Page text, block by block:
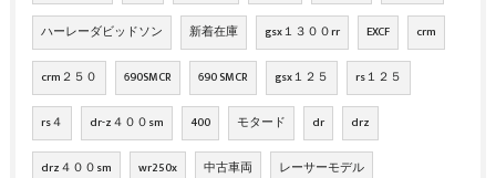
ハーレーダビッドソン 新着在庫 gsx１３００rr EXCF crm
crm２５０ 690SMCR 690 SMCR gsx１２５ rs１２５
rs４ dr-z４００sm 400 モタード dr drz
drz４００sm wr250x 中古車両 レーサーモデル